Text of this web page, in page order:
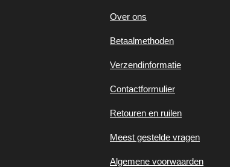
Over ons
Betaalmethoden
Verzendinformatie
Contactformulier
Retouren en ruilen
Meest gestelde vragen
Algemene voorwaarden